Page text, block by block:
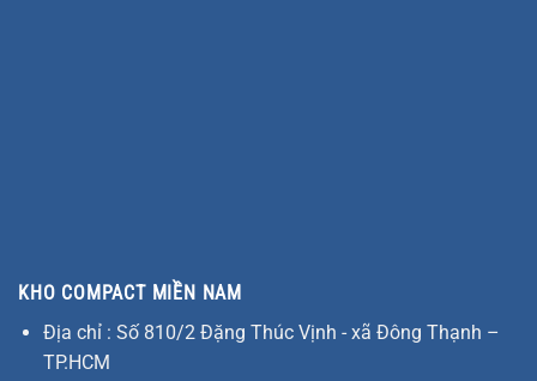
KHO COMPACT MIỀN NAM
Địa chỉ : Số 810/2 Đặng Thúc Vịnh - xã Đông Thạnh –
TP.HCM